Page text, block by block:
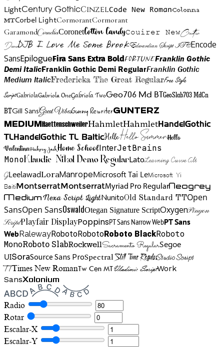
LightCentury GothicCinzelCode New RomanColonna
MTCorbel LightCormorantCormorant
GaramondCorneliaCoronetCotton CandyCouirer NewCreattion
DemoDJB I Love Me Some BrookEdwardian Script ITCEncode
SansEpilogueFira Sans Extra BoldFortuneFranklin Gothic
Demi ItalicFranklin Gothic Demi RegularFranklin Gothic
Medium ItalicFredericka The Great RegularFree Style
ScriptGabriolaGabriola OneGabriola TwoGeo706 Md BTGeoSlab703 MdCn
BTGill SansGreat VibesGunny RewriterGunterz
Medium HaettenschweilerHahmletHahmletHandelGothic
TLHandelGothic TL BalticHelloHello SummerHello
ValentinaHickory JackHome SchoolInterJetBrains
MonoKlaudie Nikol Demo RegularLatoLearning Curve Alt
GLeelawadLoraManropeMicrosoft Tai LeMicrosoft Yi
BaitiMontserratMontserratMyriad Pro RegularNeogrey
MediumNexa Script LightNunitoOld Standard TTOpen
SansOpen SansOswaldOtegan Signature ScriptOxygenPinyon
ScriptPlayfair DisplayPoppinsPT Sans Narrow WebPT Sans
WebRalewayRobotoRobotoRoboto BlackRoboto
MonoRoboto SlabRockwellSacramento RegularSegoe
UISoraSource Sans ProSpectralStill Time RegularStudio Script
TTTimes New RomanTw Cen MTVladimir ScriptWork
SansXolonium
Radio
Rotar
Escalar-X
Escalar-Y